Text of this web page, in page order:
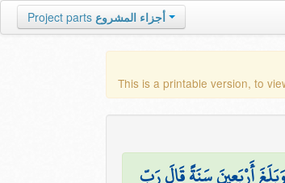
Project parts أجزاء المشروع
This is a printable version, to
أَرْبَعِينَ سَنَةً قَالَ رَبِّ